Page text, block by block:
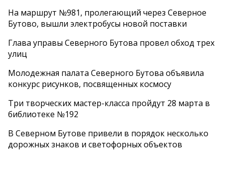
На маршрут №981, пролегающий через Северное
Бутово, вышли электробусы новой поставки
Глава управы Северного Бутова провел обход трех
улиц
Молодежная палата Северного Бутова объявила
конкурс рисунков, посвященных космосу
Три творческих мастер-класса пройдут 28 марта в
библиотеке №192
В Северном Бутове привели в порядок несколько
дорожных знаков и светофорных объектов